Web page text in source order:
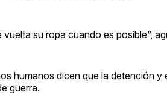
su ropa cuando es posible”,
humanos dicen que la detención
guerra.